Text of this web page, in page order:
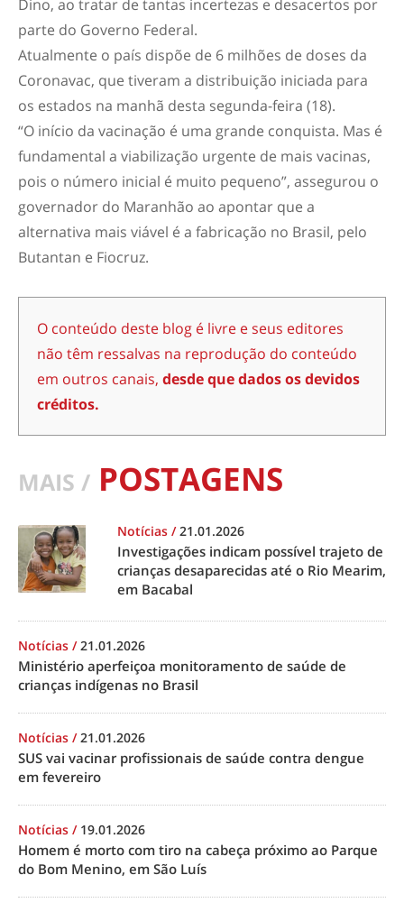
Dino, ao tratar de tantas incertezas e desacertos por
parte do Governo Federal.
Atualmente o país dispõe de 6 milhões de doses da
Coronavac, que tiveram a distribuição iniciada para
os estados na manhã desta segunda-feira (18).
“O início da vacinação é uma grande conquista. Mas é
fundamental a viabilização urgente de mais vacinas,
pois o número inicial é muito pequeno”, assegurou o
governador do Maranhão ao apontar que a
alternativa mais viável é a fabricação no Brasil, pelo
Butantan e Fiocruz.
O conteúdo deste blog é livre e seus editores
não têm ressalvas na reprodução do conteúdo
em outros canais, desde que dados os devidos
créditos.
MAIS / POSTAGENS
Notícias /21.01.2026
Investigações indicam possível trajeto de
crianças desaparecidas até o Rio Mearim,
em Bacabal
Notícias /21.01.2026
Ministério aperfeiçoa monitoramento de saúde de
crianças indígenas no Brasil
Notícias /21.01.2026
SUS vai vacinar profissionais de saúde contra dengue
em fevereiro
Notícias / 19.01.2026
Homem é morto com tiro na cabeça próximo ao Parque
do Bom Menino, em São Luís